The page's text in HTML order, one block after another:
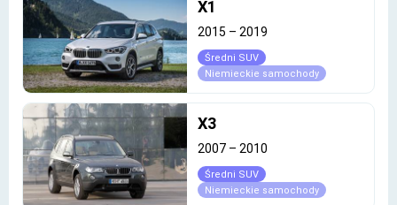
X1
2015 – 2019
Średni SUV
Niemieckie samochody
X3
2007 – 2010
Średni SUV
Niemieckie samochody